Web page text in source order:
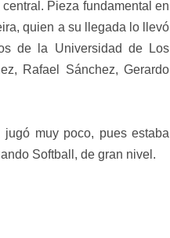
Pieza fundamental en
quien a su llegada lo llevó
de la Universidad de Los
Rafael Sánchez, Gerardo
muy poco, pues estaba
Softball, de gran nivel.